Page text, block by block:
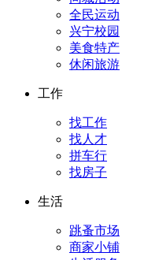
全民运动
兴宁校园
美食特产
休闲旅游
工作
找工作
找人才
拼车行
找房子
生活
跳蚤市场
商家小铺